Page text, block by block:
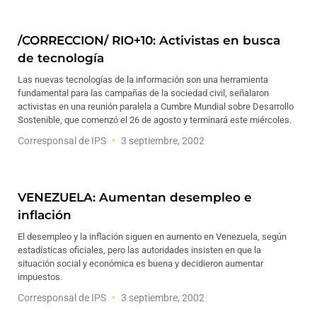
/CORRECCION/ RIO+10: Activistas en busca
de tecnología
Las nuevas tecnologías de la información son una herramienta
fundamental para las campañas de la sociedad civil, señalaron
activistas en una reunión paralela a Cumbre Mundial sobre Desarrollo
Sostenible, que comenzó el 26 de agosto y terminará este miércoles.
Corresponsal de IPS 3 septiembre, 2002
VENEZUELA: Aumentan desempleo e
inflación
El desempleo y la inflación siguen en aumento en Venezuela, según
estadísticas oficiales, pero las autoridades insisten en que la
situación social y económica es buena y decidieron aumentar
impuestos.
Corresponsal de IPS 3 septiembre, 2002